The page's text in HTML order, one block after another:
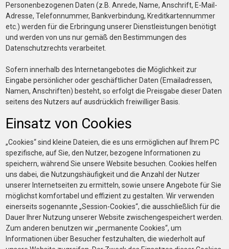
Personenbezogenen Daten (z.B. Anrede, Name, Anschrift, E-Mail-
Adresse, Telefonnummer, Bankverbindung, Kreditkartennummer
etc.) werden für die Erbringung unserer Dienstleistungen benötigt
und werden von uns nur gemäß den Bestimmungen des
Datenschutzrechts verarbeitet.
Sofern innerhalb des Internetangebotes die Möglichkeit zur
Eingabe persönlicher oder geschäftlicher Daten (Emailadressen,
Namen, Anschriften) besteht, so erfolgt die Preisgabe dieser Daten
seitens des Nutzers auf ausdrücklich freiwilliger Basis.
Einsatz von Cookies
„Cookies“ sind kleine Dateien, die es uns ermöglichen auf Ihrem PC
spezifische, auf Sie, den Nutzer, bezogene Informationen zu
speichern, während Sie unsere Website besuchen. Cookies helfen
uns dabei, die Nutzungshäufigkeit und die Anzahl der Nutzer
unserer Internetseiten zu ermitteln, sowie unsere Angebote für Sie
möglichst komfortabel und effizient zu gestalten. Wir verwenden
einerseits sogenannte „Session-Cookies“, die ausschließlich für die
Dauer Ihrer Nutzung unserer Website zwischengespeichert werden.
Zum anderen benutzen wir „permanente Cookies“, um
Informationen über Besucher festzuhalten, die wiederholt auf